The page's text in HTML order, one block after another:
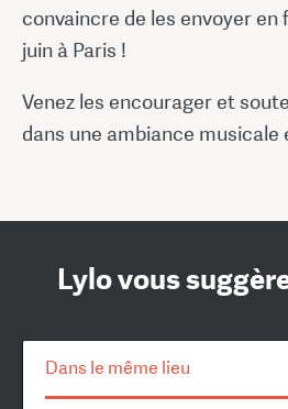
convaincre de les envoyer en
juin à Paris !
Venez les encourager et
dans une ambiance musicale
Lylo vous
Dans le même lieu